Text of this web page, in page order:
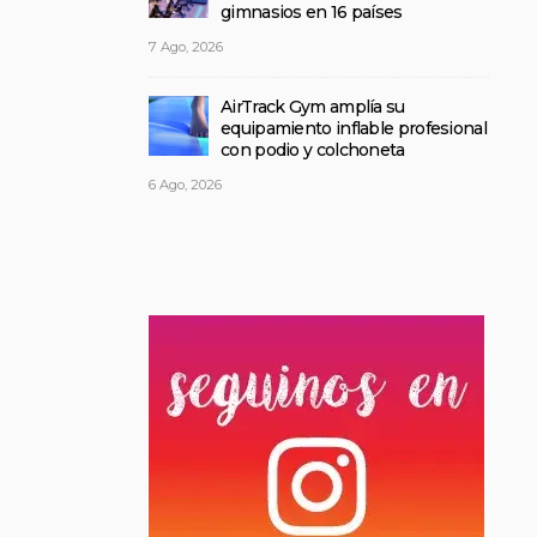
gimnasios en 16 países
7 Ago, 2026
AirTrack Gym amplía su
equipamiento inflable profesional
con podio y colchoneta
6 Ago, 2026